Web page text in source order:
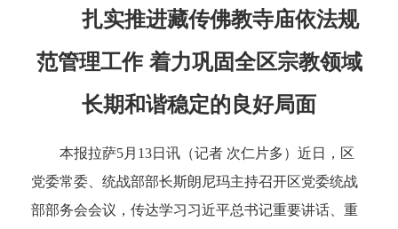
扎实推进藏传佛教寺庙依法规
范管理工作 着力巩固全区宗教领域
长期和谐稳定的良好局面
本报拉萨5月13日讯（记者 次仁片多）近日，区
党委常委、统战部部长斯朗尼玛主持召开区党委统战
部部务会会议，传达学习习近平总书记重要讲话、重